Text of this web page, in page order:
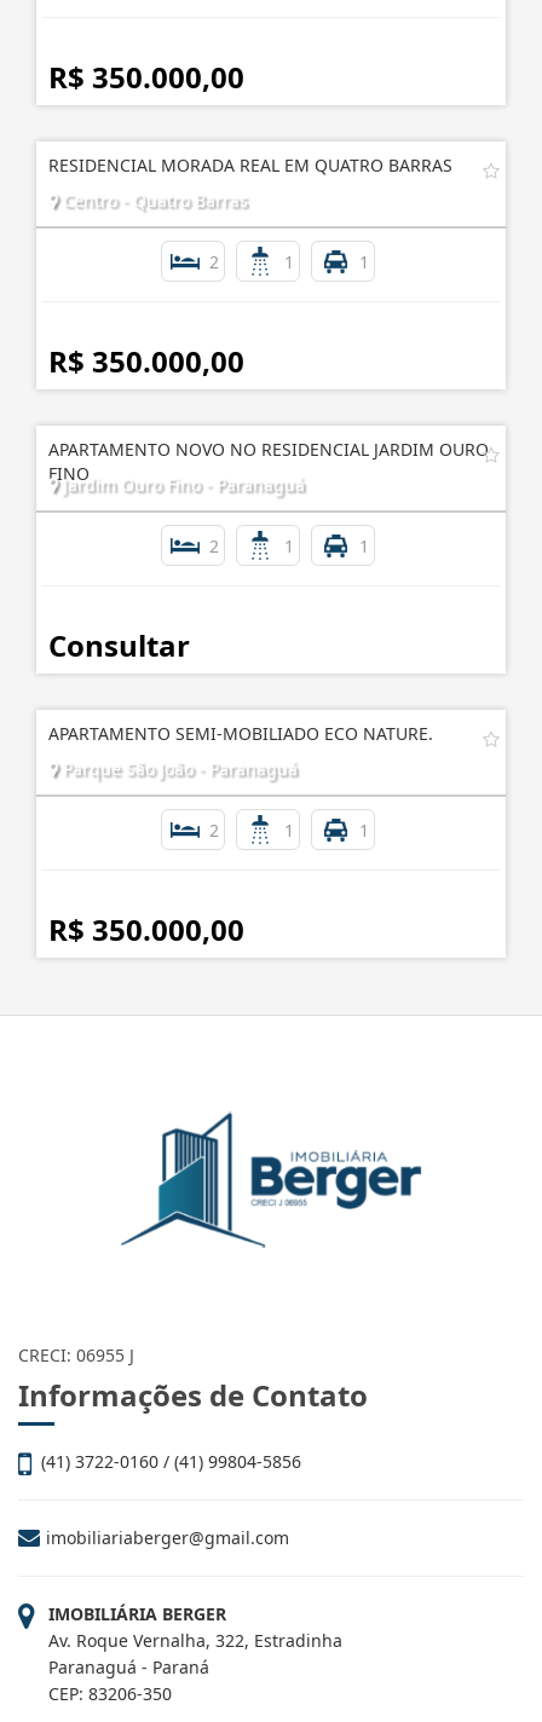
R$ 350.000,00
RESIDENCIAL MORADA REAL EM QUATRO BARRAS
Centro - Quatro Barras
2 1 1
R$ 350.000,00
APARTAMENTO NOVO NO RESIDENCIAL JARDIM OURO
FINO
Jardim Ouro Fino - Paranaguá
2 1 1
Consultar
APARTAMENTO SEMI-MOBILIADO ECO NATURE.
Parque São João - Paranaguá
2 1 1
R$ 350.000,00
CRECI: 06955 J
Informações de Contato
(41) 3722-0160 / (41) 99804-5856
imobiliariaberger@gmail.com
IMOBILIÁRIA BERGER
Av. Roque Vernalha, 322, Estradinha
Paranaguá - Paraná
CEP: 83206-350